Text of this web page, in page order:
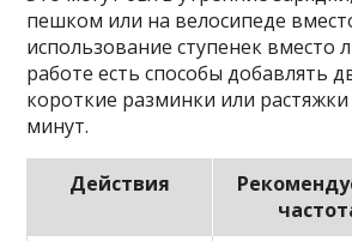
пешком или на велосипеде
использование ступенек вместо
работе есть способы добавлять
короткие разминки или
минут.
Действия